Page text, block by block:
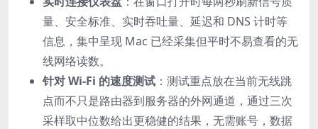
量、安全标准、实时吞吐量、延迟和 DNS 计时等
信息，集中呈现 Mac 已经采集但平时不易查看的无
线网络读数。
针对 Wi-Fi 的速度测试 ：测试重点放在当前无线跳
点而不只是路由器到服务器的外网通道，通过三次
采样取中位数给出更稳健的结果，无需账号，数据